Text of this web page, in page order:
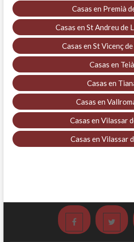
Casas en Premià
Casas en St Andreu de
Casas en St Vicenç
Casas en Teià
Casas en
Casas en
Casas en Vilassar
Casas en Vilassar
Facebook Twitter